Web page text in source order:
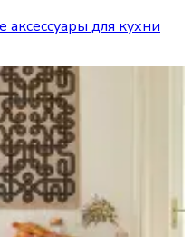
для кухни